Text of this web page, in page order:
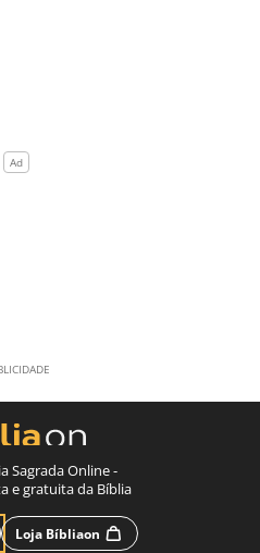
Sagrada Online -
e gratuita da Bíblia
Loja Bíbliaon